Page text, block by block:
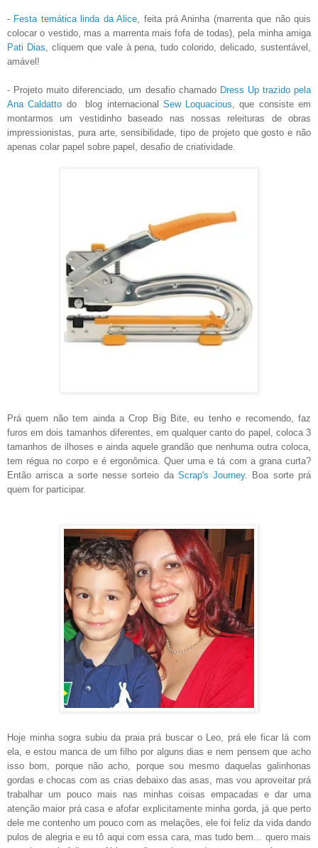
- Festa temática linda da Alice , feita prá Aninha (marrenta que não quis
colocar o vestido, mas a marrenta mais fofa de todas), pela minha amiga
Pati Dias , cliquem que vale à pena, tudo colorido, delicado, sustentável,
amável!
- Projeto muito diferenciado, um desafio chamado Dress Up trazido pela
Ana Caldatto do blog internacional Sew Loquacious , que consiste em
montarmos um vestidinho baseado nas nossas releituras de obras
impressionistas, pura arte, sensibilidade, tipo de projeto que gosto e não
apenas colar papel sobre papel, desafio de criatividade.
Prá quem não tem ainda a Crop Big Bite, eu tenho e recomendo, faz
furos em dois tamanhos diferentes, em qualquer canto do papel, coloca 3
tamanhos de ilhoses e ainda aquele grandão que nenhuma outra coloca,
tem régua no corpo e é ergonômica. Quer uma e tá com a grana curta?
Então arrisca a sorte nesse sorteio da Scrap's Journey. Boa sorte prá
quem for participar.
Hoje minha sogra subiu da praia prá buscar o Leo, prá ele ficar lá com
ela, e estou manca de um filho por alguns dias e nem pensem que acho
isso bom, porque não acho, porque sou mesmo daquelas galinhonas
gordas e chocas com as crias debaixo das asas, mas vou aproveitar prá
trabalhar um pouco mais nas minhas coisas empacadas e dar uma
atenção maior prá casa e afofar explicitamente minha gorda, já que perto
dele me contenho um pouco com as melações, ele foi feliz da vida dando
pulos de alegria e eu tô aqui com essa cara, mas tudo bem... quero mais